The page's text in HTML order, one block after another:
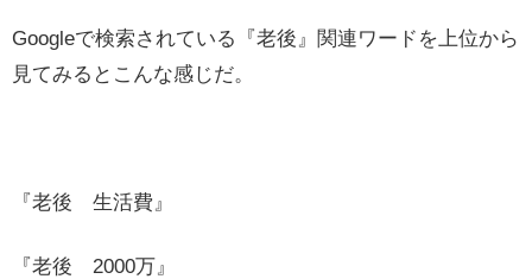
Googleで検索されている『老後』関連ワードを上位から
見てみるとこんな感じだ。
『老後 生活費』
『老後 2000万』